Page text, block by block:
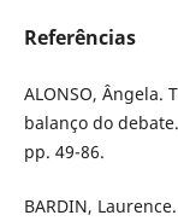
Referências
ALONSO, Ângela.
balanço do
pp. 49-86.
BARDIN,